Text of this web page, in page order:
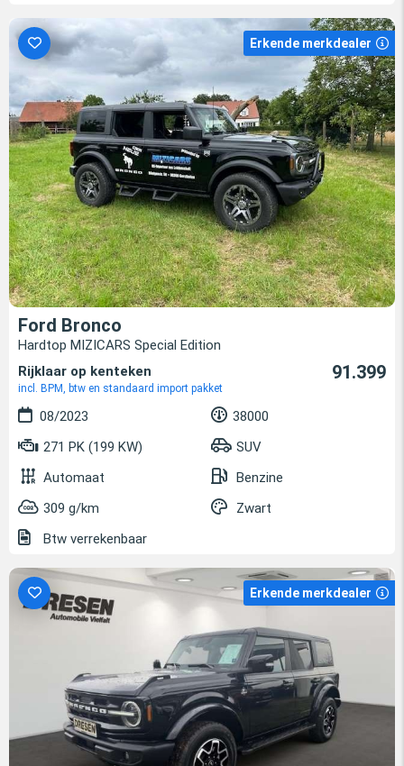
Erkende merkdealer
Ford Bronco
Hardtop MIZICARS Special Edition
Rijklaar op kenteken
incl. BPM, btw en standaard import pakket
91.399
08/2023
38000
271 PK (199 KW)
SUV
Automaat
Benzine
309 g/km
Zwart
Btw verrekenbaar
Erkende merkdealer